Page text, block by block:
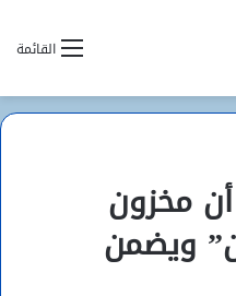
القائمة
مخزون
ويضمن